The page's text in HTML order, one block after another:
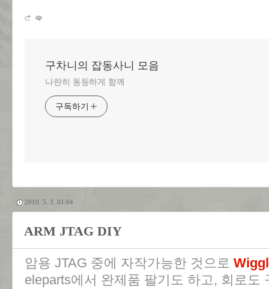
구차니의 잡동사니 모음
나란히 동등하게 함께
구독하기
2010. 5. 3. 01:04
ARM JTAG DIY
암용 JTAG 중에 자작가능한 것으로
eleparts에서 완제품 팔기도 하고, 회로도